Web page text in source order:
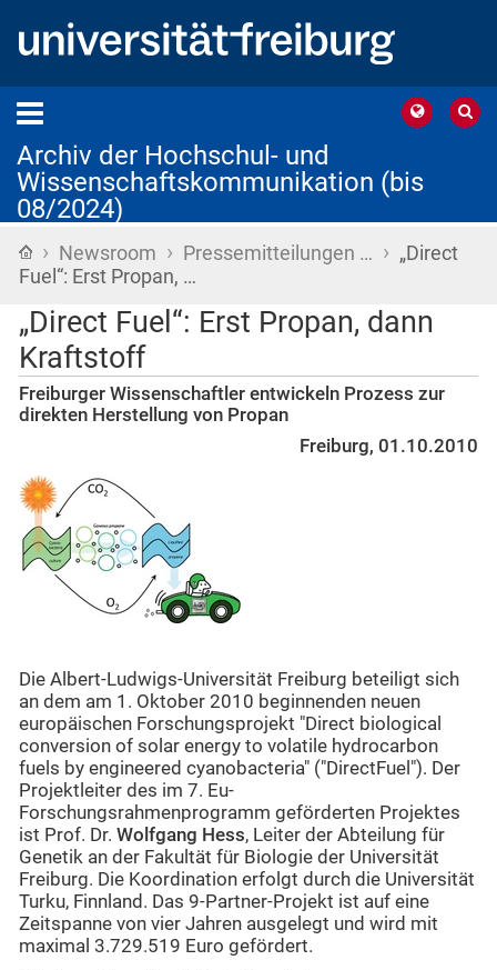
Archiv der Hochschul- und
Wissenschaftskommunikation (bis
08/2024)
Startseite
› Newsroom › Pressemitteilungen … › „Direct
Fuel“: Erst Propan, …
„Direct Fuel“: Erst Propan, dann
Kraftstoff
Freiburger Wissenschaftler entwickeln Prozess zur
direkten Herstellung von Propan
Freiburg, 01.10.2010
Die Albert-Ludwigs-Universität Freiburg beteiligt sich
an dem am 1. Oktober 2010 beginnenden neuen
europäischen Forschungsprojekt "Direct biological
conversion of solar energy to volatile hydrocarbon
fuels by engineered cyanobacteria" ("DirectFuel"). Der
Projektleiter des im 7. Eu-
Forschungsrahmenprogramm geförderten Projektes
ist Prof. Dr. Wolfgang Hess, Leiter der Abteilung für
Genetik an der Fakultät für Biologie der Universität
Freiburg. Die Koordination erfolgt durch die Universität
Turku, Finnland. Das 9-Partner-Projekt ist auf eine
Zeitspanne von vier Jahren ausgelegt und wird mit
maximal 3.729.519 Euro gefördert.